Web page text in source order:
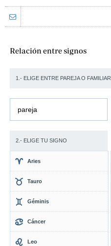
Relación entre signos
1.- ELIGE ENTRE PAREJA O FAMILIAR
pareja
2.- ELIGE TU SIGNO
Aries
Tauro
Géminis
Cáncer
Leo